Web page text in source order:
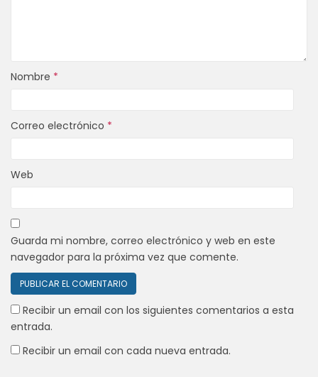
Nombre *
Correo electrónico *
Web
Guarda mi nombre, correo electrónico y web en este
navegador para la próxima vez que comente.
Recibir un email con los siguientes comentarios a esta
entrada.
Recibir un email con cada nueva entrada.